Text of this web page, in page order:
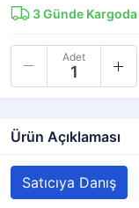
3Günde Kargoda
Adet
Ürün Açıklaması
Satıcıya Danış